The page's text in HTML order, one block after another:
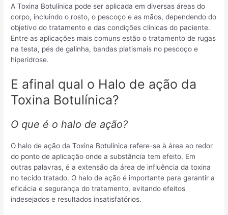
A Toxina Botulínica pode ser aplicada em diversas áreas do
corpo, incluindo o rosto, o pescoço e as mãos, dependendo do
objetivo do tratamento e das condições clínicas do paciente.
Entre as aplicações mais comuns estão o tratamento de rugas
na testa, pés de galinha, bandas platismais no pescoço e
hiperidrose.
E afinal qual o Halo de ação da
Toxina Botulínica?
O que é o halo de ação?
O halo de ação da Toxina Botulínica refere-se à área ao redor
do ponto de aplicação onde a substância tem efeito. Em
outras palavras, é a extensão da área de influência da toxina
no tecido tratado. O halo de ação é importante para garantir a
eficácia e segurança do tratamento, evitando efeitos
indesejados e resultados insatisfatórios.